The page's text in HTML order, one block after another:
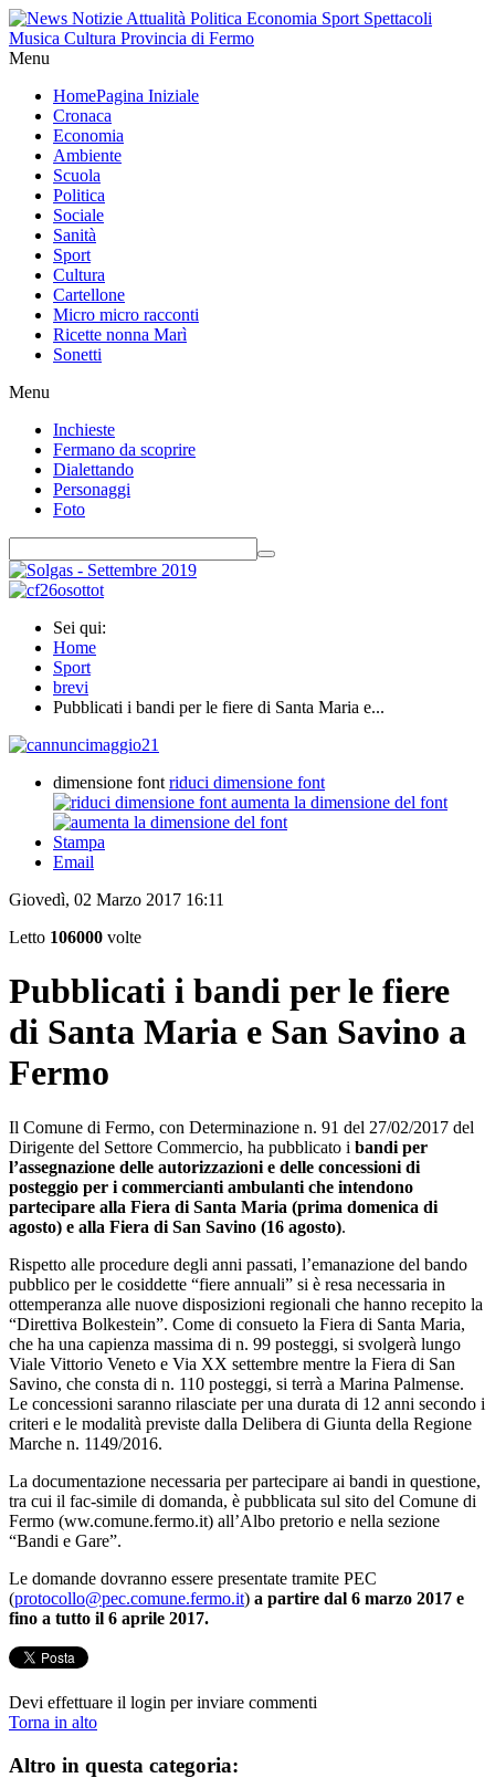
Menu
HomePagina Iniziale
Cronaca
Economia
Ambiente
Scuola
Politica
Sociale
Sanità
Sport
Cultura
Cartellone
Micro micro racconti
Ricette nonna Marì
Sonetti
Menu
Inchieste
Fermano da scoprire
Dialettando
Personaggi
Foto
Sei qui:
Home
Sport
brevi
Pubblicati i bandi per le fiere di Santa Maria e...
dimensione font riduci dimensione font
aumenta la dimensione del font
Stampa
Email
Giovedì, 02 Marzo 2017 16:11
Letto 106000 volte
Pubblicati i bandi per le fiere
di Santa Maria e San Savino a
Fermo
Il Comune di Fermo, con Determinazione n. 91 del 27/02/2017 del
Dirigente del Settore Commercio, ha pubblicato i bandi per
l’assegnazione delle autorizzazioni e delle concessioni di
posteggio per i commercianti ambulanti che intendono
partecipare alla Fiera di Santa Maria (prima domenica di
agosto) e alla Fiera di San Savino (16 agosto).
Rispetto alle procedure degli anni passati, l’emanazione del bando
pubblico per le cosiddette “fiere annuali” si è resa necessaria in
ottemperanza alle nuove disposizioni regionali che hanno recepito la
“Direttiva Bolkestein”. Come di consueto la Fiera di Santa Maria,
che ha una capienza massima di n. 99 posteggi, si svolgerà lungo
Viale Vittorio Veneto e Via XX settembre mentre la Fiera di San
Savino, che consta di n. 110 posteggi, si terrà a Marina Palmense.
Le concessioni saranno rilasciate per una durata di 12 anni secondo i
criteri e le modalità previste dalla Delibera di Giunta della Regione
Marche n. 1149/2016.
La documentazione necessaria per partecipare ai bandi in questione,
tra cui il fac-simile di domanda, è pubblicata sul sito del Comune di
Fermo (ww.comune.fermo.it) all’Albo pretorio e nella sezione
“Bandi e Gare”.
Le domande dovranno essere presentate tramite PEC
(protocollo@pec.comune.fermo.it) a partire dal 6 marzo 2017 e
fino a tutto il 6 aprile 2017.
Devi effettuare il login per inviare commenti
Torna in alto
Altro in questa categoria: